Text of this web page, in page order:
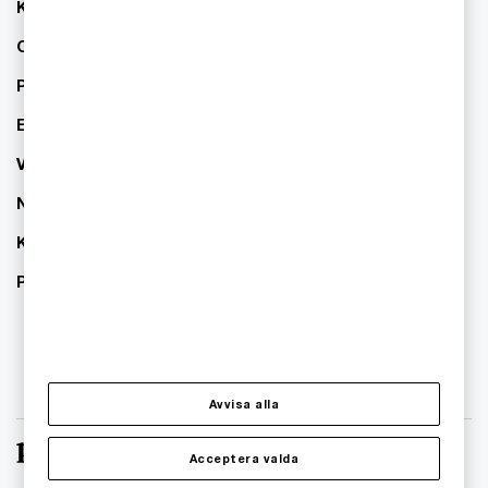
Kontakta oss
Om PwC
Pressrum
Event
Våra kontor
Nyhetsbrev
Karriär
PwC:s hållbarhetsarbete
Avvisa alla
Acceptera valda